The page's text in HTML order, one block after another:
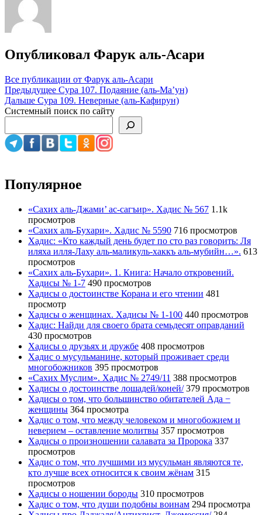
Опубликовал Фарук аль-Асари
Все публикации от Фарук аль-Асари
Навигация
по
Предыдущее Сура 107. Подаяние (аль-Ма’ун)
Дальше Сура 109. Неверные (аль-Кафирун)
Системный поиск по сайту
Популярное
«Сахих аль-Джами’ ас-сагъир». Хадис № 567 1.1k
просмотров
«Сахих аль-Бухари». Хадис № 5590 716 просмотров
Хадис: «Кто каждый день будет по сто раз говорить: Ля
иляха илля-Лаху аль-маликуль-хаккъ аль-мубийн…». 613
просмотров
«Сахих аль-Бухари». 1. Книга: Начало откровений.
Хадисы № 1-7 490 просмотров
Хадисы о достоинстве Корана и его чтении 481
просмотр
Хадисы о женщинах. Хадисы № 1-100 440 просмотров
Хадис: Найди для своего брата семьдесят оправданий
430 просмотров
Хадисы о друзьях и дружбе 408 просмотров
Хадис о мусульманине, который проживает среди
многобожников 395 просмотров
«Сахих Муслим». Хадис № 2749/11 388 просмотров
Хадисы о достоинстве лошадей/коней/ 379 просмотров
Хадисы о том, что большинство обитателей Ада −
женщины 364 просмотра
Хадис о том, что между человеком и многобожием и
неверием – оставление молитвы 357 просмотров
Хадисы о произношении салавата за Пророка 337
просмотров
Хадис о том, что лучшими из мусульман являются те,
кто лучше всех относится к своим жёнам 315
просмотров
Хадисы о ношении бороды 310 просмотров
Хадис о том, что души подобны воинам 294 просмотра